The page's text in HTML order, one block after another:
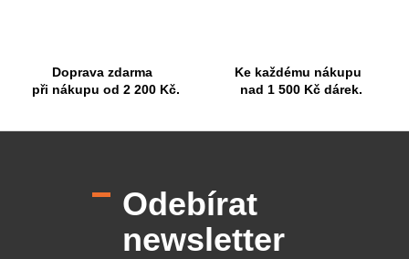
Doprava zdarma
při nákupu od 2 200 Kč.
Ke každému nákupu
nad 1 500 Kč dárek.
Odebírat
newsletter